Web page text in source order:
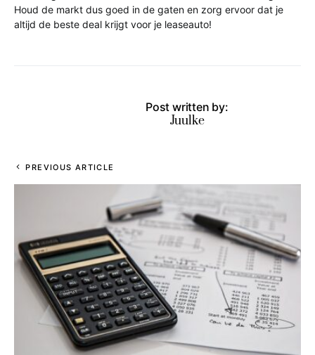
Houd de markt dus goed in de gaten en zorg ervoor dat je
altijd de beste deal krijgt voor je leaseauto!
Post written by:
Juulke
PREVIOUS ARTICLE